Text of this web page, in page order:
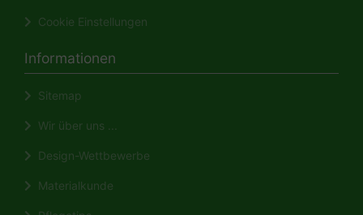
Cookie Einstellungen
Informationen
Sitemap
Wir über uns ...
Design-Wettbewerbe
Materialkunde